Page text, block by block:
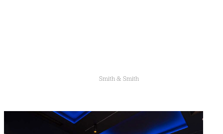
Mr SmithSmith & Smith